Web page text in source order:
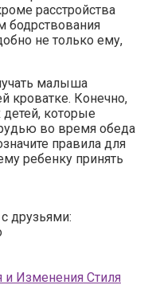
расстройства
бодрствования
не только ему,
малыша
кроватке. Конечно,
которые
во время обеда
правила для
ребенку принять
друзьями:
Изменения Стиля